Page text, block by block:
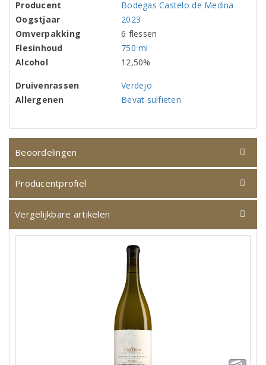
Producent
Bodegas Castelo de Medina
Oogstjaar
2023
Omverpakking
6 flessen
Flesinhoud
750 ml
Alcohol
12,50%
Druivenrassen
Verdejo
Allergenen
Bevat sulfieten
Beoordelingen
Producentprofiel
Vergelijkbare artikelen